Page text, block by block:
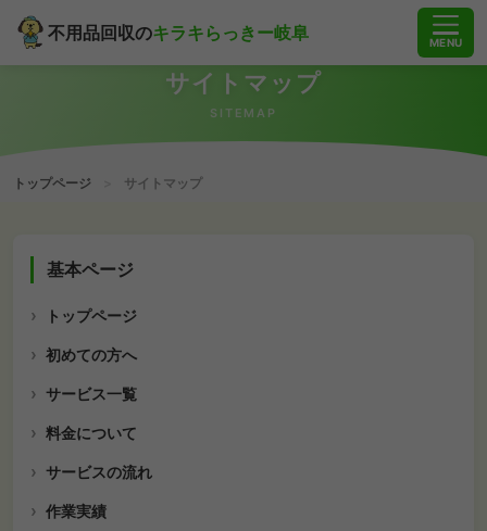
不用品回収のキラキらっきー岐阜 MENU
サイトマップ
SITEMAP
トップページ サイトマップ
基本ページ
トップページ
初めての方へ
サービス一覧
料金について
サービスの流れ
作業実績